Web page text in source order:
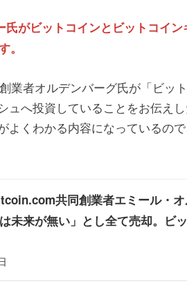
がビットコインとビットコイ
。
業者オルデンバーグ氏が「ビッ
ュへ投資していることをお伝え
よくわかる内容になっているの
共同創業者エミール・
未来が無い」とし全て売却。ビ